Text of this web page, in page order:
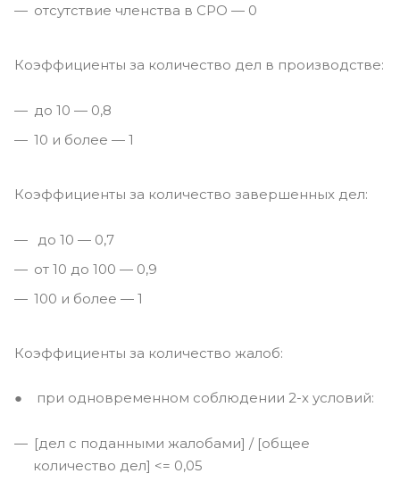
отсутствие членства в СРО — 0
Коэффициенты за количество дел в производстве:
до 10 — 0,8
10 и более — 1
Коэффициенты за количество завершенных дел:
до 10 — 0,7
от 10 до 100 — 0,9
100 и более — 1
Коэффициенты за количество жалоб:
● при одновременном соблюдении 2-х условий:
[дел с поданными жалобами] / [общее
количество дел] <= 0,05